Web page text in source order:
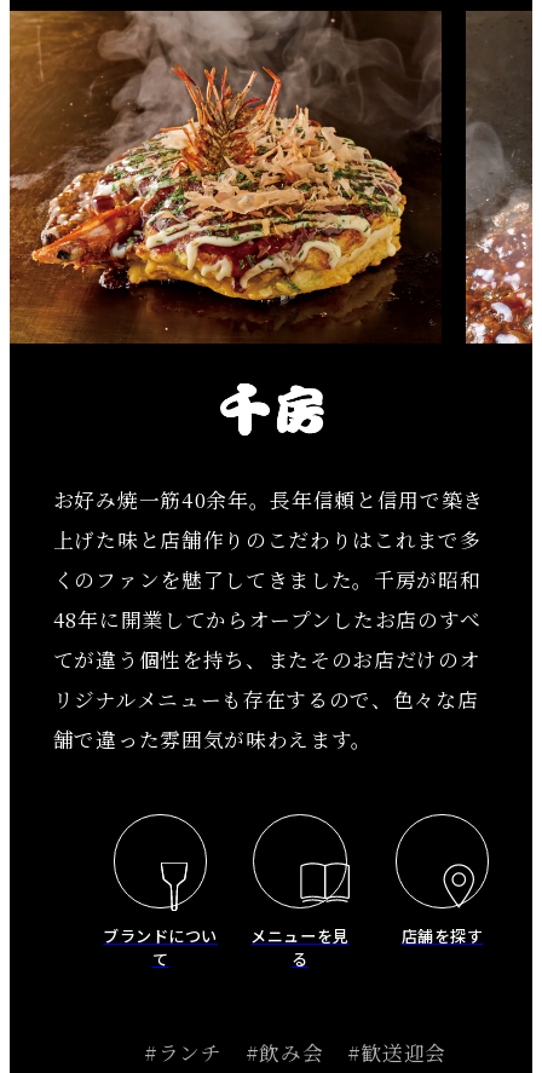
お好み焼一筋40余年。長年信頼と信用で築き
上げた味と店舗作りのこだわりはこれまで多
くのファンを魅了してきました。千房が昭和
48年に開業してからオープンしたお店のすべ
てが違う個性を持ち、またそのお店だけのオ
リジナルメニューも存在するので、色々な店
舗で違った雰囲気が味わえます。
ブランドについ
て
メニューを見
る
店舗を探す
#ランチ #飲み会
#歓送迎会